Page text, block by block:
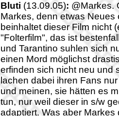
Bluti (13.09.05): @Markes.
Markes, denn etwas
beinhaltet dieser Film nicht
"Folterfilm", das ist
und Tarantino suhlen sich
einen Mord möglichst
erfinden sich nicht neu und
lachen dabei ihren Fans
und meinen, sie hätten es
tun, nur weil dieser in s/w
adaptiert. Was aber